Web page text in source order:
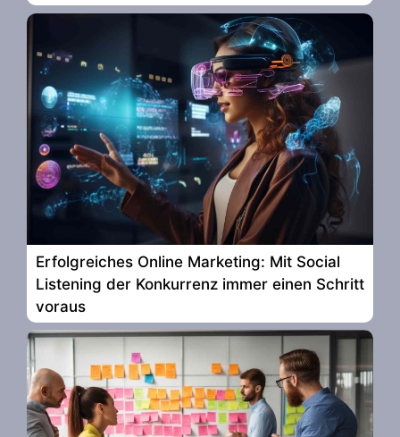
Erfolgreiches Online Marketing: Mit Social
Listening der Konkurrenz immer einen Schritt
voraus